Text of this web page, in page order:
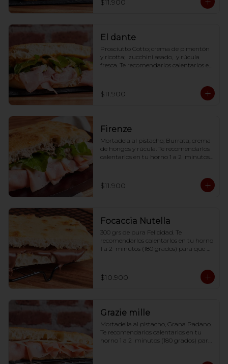
$11.900
El dante
Prosciutto Cotto; crema de pimentón
y ricotta;  zucchini asado,  y rúcula
fresca. Te recomendarlos calentarlos en
$11.900
Firenze
Mortadela al pistacho; Burrata, crema
de hongos y rúcula. Te recomendarlos
calentarlos en tu horno 1 a 2  minutos
$11.900
Focaccia Nutella
300 grs de pura Felicidad. Te
recomendarlos calentarlos en tu horno
1 a 2  minutos (180 grados) para que
$10.900
Grazie mille
Mortadella al pistacho, Grana Padano.
Te recomendarlos calentarlos en tu
horno 1 a 2  minutos (180 grados) para